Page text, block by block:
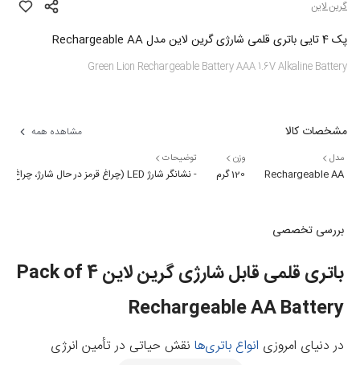
گرین لاین
پک 4 تایی باتری قلمی شارژی گرین لاین مدل Rechargeable AA
Green Lion Rechargeable Battery AAA 1.6V Alkaline Battery
مشخصات کالا مشاهده همه
مدل
Rechargeable AA
وزن
120 گرم
توضیحات
- نشانگر شارژ LED (چراغ قرمز در حال شارژ، چراغ آبی در حالت پر بودن)
بررسی تخصصی
باتری قلمی قابل شارژی گرین لاین Pack of 4
Rechargeable AA Battery
در دنیای امروزی انواع باتری‌ها نقش حیاتی در تأمین انرژی